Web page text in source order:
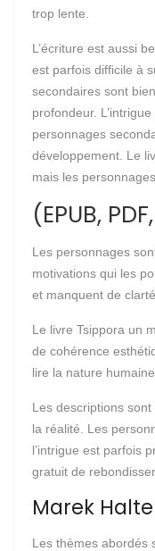
trop lente.
L’écriture est aussi
est parfois difficile à
secondaires sont
profondeur.
personnages
développement. Le
mais les
(EPUB,
Les personnages
motivations qui les
et manquent de clarté.
Le livre Tsippora un
de cohérence
lire la nature humaine.
Les descriptions sont
la réalité. Les
l’intrigue est parfois
gratuit de
Marek
Les thèmes abordés